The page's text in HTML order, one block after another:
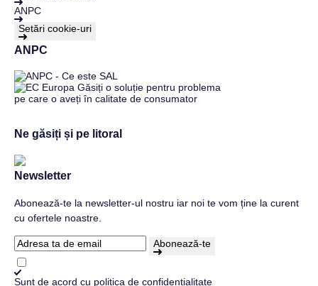
ANPC
Setări cookie-uri
ANPC
Ne găsiți și pe litoral
Newsletter
Abonează-te la newsletter-ul nostru iar noi te vom ține la curent
cu ofertele noastre.
Abonează-te
Sunt de acord cu politica de confidențialitate